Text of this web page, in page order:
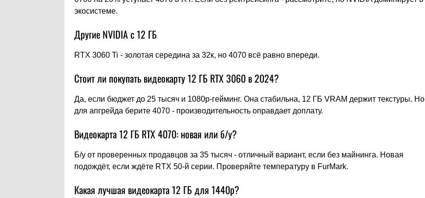
экосистеме.
Другие NVIDIA с 12 ГБ
RTX 3060 Ti - золотая середина за 32к, но 4070 всё равно впереди.
Стоит ли покупать видеокарту 12 ГБ RTX 3060 в 2024?
Да, если бюджет до 25 тысяч и 1080p-гейминг. Она стабильна, 12 ГБ VRAM держит текстуры. Но
для апгрейда берите 4070 - производительность оправдает доплату.
Видеокарта 12 ГБ RTX 4070: новая или б/у?
Б/у от проверенных продавцов за 35 тысяч - отличный вариант, если без майнинга. Новая
подождёт, если ждёте RTX 50-й серии. Проверяйте температуру в FurMark.
Какая лучшая видеокарта 12 ГБ для 1440p?